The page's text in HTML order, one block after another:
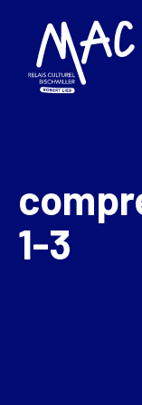
1-3